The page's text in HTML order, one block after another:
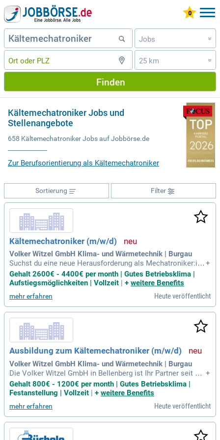
Jobs »
25 km »
Finden
Kältemechatroniker Jobs und
Stellenangebote
658 Kältemechatroniker Jobs auf Jobbörse.de
Zur Berufsorientierung als Kältemechatroniker
Filter
Sortierung
Kältemechatroniker (m/w/d)
Volker Witzel GmbH Klima- und Wärmetechnik | Burgau
Suchst du eine neue Herausforderung als Mechatroniker:in f
ür Kältetechnik? Wir bieten dir ein spannendes und vielseitig
es Aufgabengebiet in einem engagierten, inhabergeführten U
s Mechatroniker:in oder Elektriker:in mit Kälteschein sowie
Berufserfahrung mit? Bei uns trittst du freundlich und kunde
norientiert auf und arbeitest eigenständig und gewissenhaft.
Wir gewährleisten ein attraktives Gehaltspaket und eine umf
assende Einarbeitung. Darüber hinaus unterstützen wir dich
bei deiner fachlichen und persönlichen Weiterentwicklung. B
ewirb dich jetzt!
+
Gehalt 2600€ - 4400€ per month | Gutes Betriebsklima |
Aufstiegsmöglichkeiten | Vollzeit
+ weitere Benefits
mehr erfahren Heute veröffentlicht
Ausbildung zum Kältemechatroniker (m/w/d)
Volker Witzel GmbH Klima- und Wärmetechnik | Burgau
Die Volker Witzel GmbH in Bellenberg ist Ihr Partner seit 19
85 für Klimageräte, Heizgeräte und Wärmepumpen. Wir biete
n maßgeschneiderte Lösungen für Handel, Industrie und Ha
ndwerk, um Heiz-, Entfeuchtungs- und Klimatisierungsbedürf
nisse zu erfüllen. Besonders Baugewerbe, Landwirtschaft un
d Gartenbau profitieren von unserer Auswahl an mobilen Ra
umklimageräten und Luftentfeuchtern. Zusätzlich vermieten
wir Heizgeräte und Klimaanlagen für flexible Einsätze. Unser
+
Gehalt 800€ - 1200€ per month | Gutes Betriebsklima |
Festanstellung | Vollzeit | + weitere Benefits
mehr erfahren Heute veröffentlicht